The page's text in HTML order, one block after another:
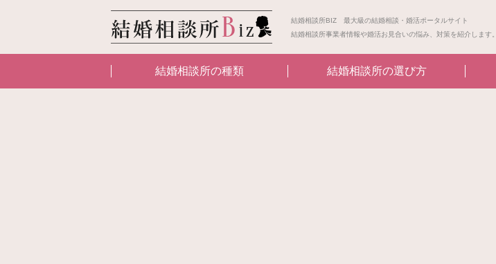
結婚相談所BIZ 最大級の結婚相談・婚活ポータルサイト
結婚相談所事業者情報や婚活お見合いの悩み、対策を紹介します。
結婚相談所の種類 結婚相談所の選び方